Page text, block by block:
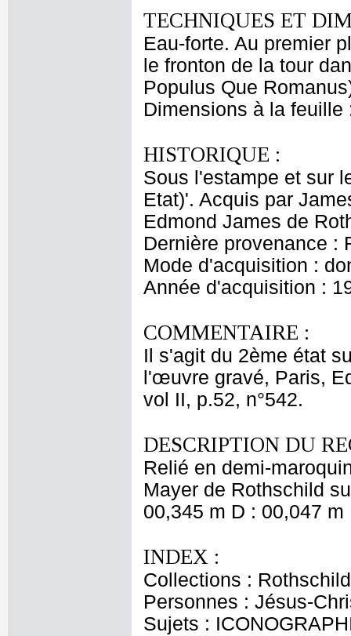
TECHNIQUES ET
Eau-forte. Au premier
le fronton de la tour
Populus Que
Dimensions à la
HISTORIQUE :
Sous l'estampe et sur
Etat)'. Acquis par
Edmond James de
Dernière provenance :
Mode d'acquisition :
Année d'acquisition :
COMMENTAIRE :
Il s'agit du 2ème état
l'œuvre gravé, Paris,
vol II, p.52, n°542.
DESCRIPTION DU
Relié en demi-
Mayer de Rothschild
00,345 m D : 00,047
INDEX :
Collections :
Personnes : Jésus-
Sujets :